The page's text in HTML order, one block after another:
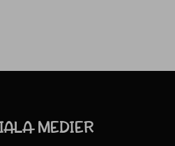
MEDIER